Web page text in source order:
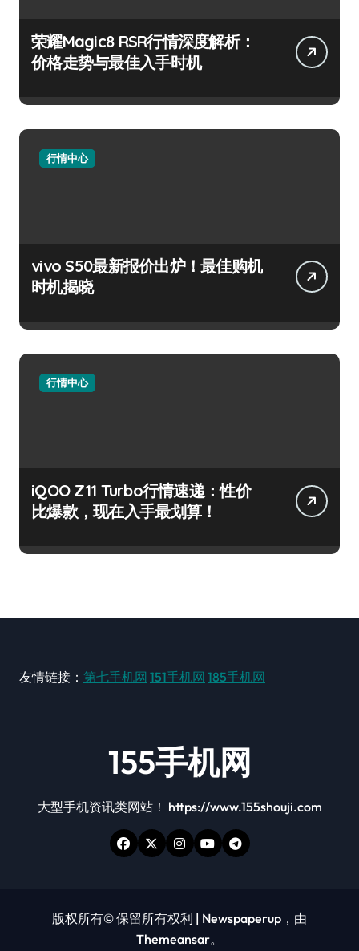
荣耀Magic8 RSR行情深度解析：
价格走势与最佳入手时机
行情中心
vivo S50最新报价出炉！最佳购机
时机揭晓
行情中心
iQOO Z11 Turbo行情速递：性价
比爆款，现在入手最划算！
友情链接： 第七手机网 151手机网 185手机网
155手机网
大型手机资讯类网站！ https://www.155shouji.com
版权所有© 保留所有权利 | Newspaperup ，由
Themeansar。